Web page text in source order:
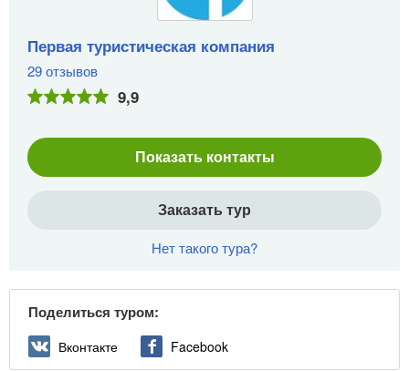
Первая туристическая компания
29 отзывов
9,9
Показать контакты
Заказать тур
Нет такого тура?
Поделиться туром:
Вконтакте Facebook